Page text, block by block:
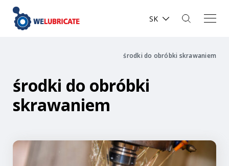
SK
środki do obróbki skrawaniem
środki do obróbki
skrawaniem